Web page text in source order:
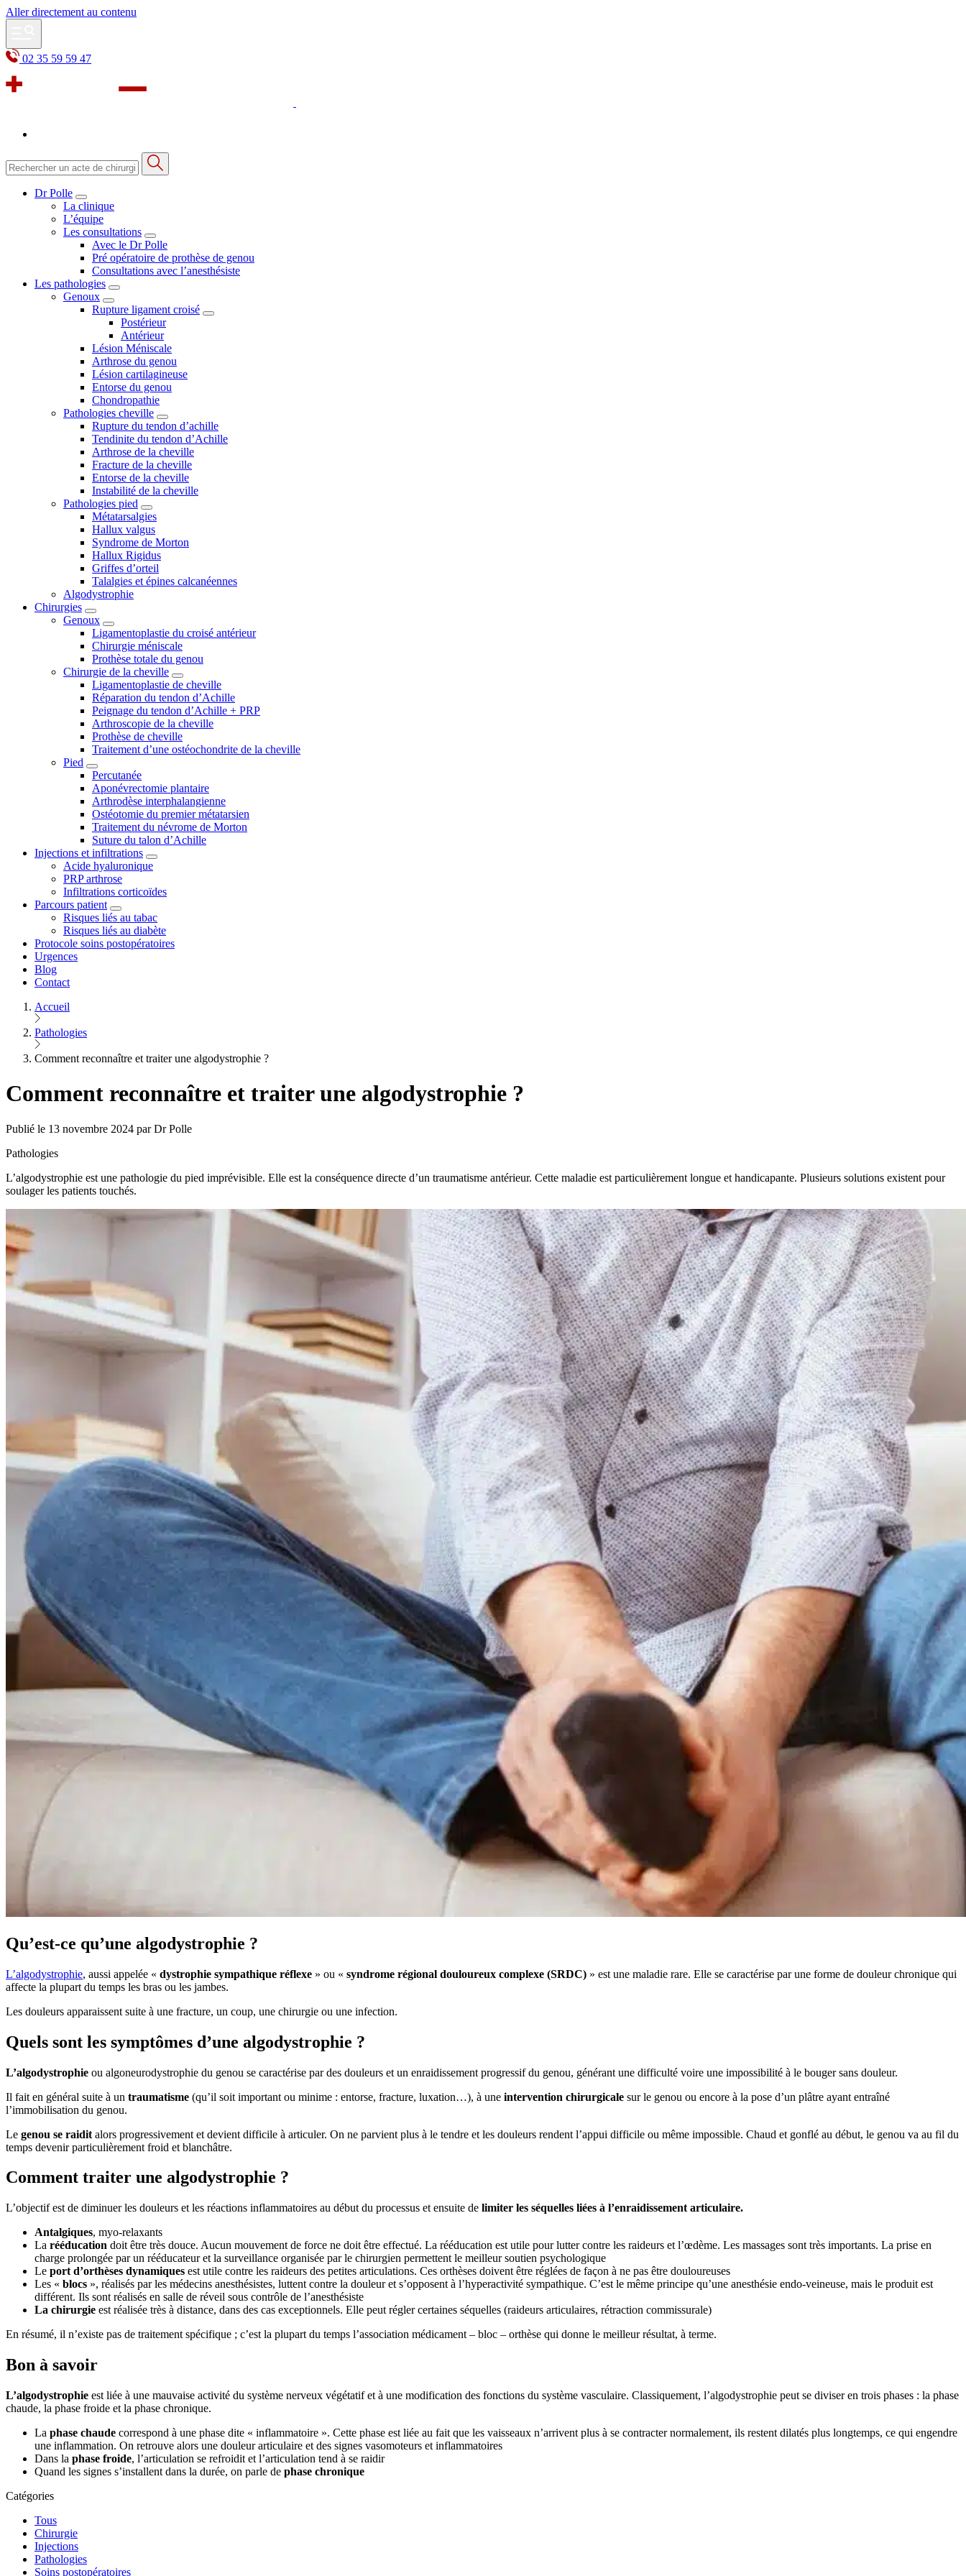
Aller directement au contenu
02 35 59 59 47
Dr Polle
La clinique
L’équipe
Les consultations
Avec le Dr Polle
Pré opératoire de prothèse de genou
Consultations avec l’anesthésiste
Les pathologies
Genoux
Rupture ligament croisé
Postérieur
Antérieur
Lésion Méniscale
Arthrose du genou
Lésion cartilagineuse
Entorse du genou
Chondropathie
Pathologies cheville
Rupture du tendon d’achille
Tendinite du tendon d’Achille
Arthrose de la cheville
Fracture de la cheville
Entorse de la cheville
Instabilité de la cheville
Pathologies pied
Métatarsalgies
Hallux valgus
Syndrome de Morton
Hallux Rigidus
Griffes d’orteil
Talalgies et épines calcanéennes
Algodystrophie
Chirurgies
Genoux
Ligamentoplastie du croisé antérieur
Chirurgie méniscale
Prothèse totale du genou
Chirurgie de la cheville
Ligamentoplastie de cheville
Réparation du tendon d’Achille
Peignage du tendon d’Achille + PRP
Arthroscopie de la cheville
Prothèse de cheville
Traitement d’une ostéochondrite de la cheville
Pied
Percutanée
Aponévrectomie plantaire
Arthrodèse interphalangienne
Ostéotomie du premier métatarsien
Traitement du névrome de Morton
Suture du talon d’Achille
Injections et infiltrations
Acide hyaluronique
PRP arthrose
Infiltrations corticoïdes
Parcours patient
Risques liés au tabac
Risques liés au diabète
Protocole soins postopératoires
Urgences
Blog
Contact
Accueil
Pathologies
Comment reconnaître et traiter une algodystrophie ?
Comment reconnaître et traiter une algodystrophie ?
Publié le 13 novembre 2024 par Dr Polle
Pathologies
L’algodystrophie est une pathologie du pied imprévisible. Elle est la conséquence directe d’un traumatisme antérieur. Cette maladie est particulièrement longue et handicapante. Plusieurs solutions existent pour
soulager les patients touchés.
Qu’est-ce qu’une algodystrophie ?
L’algodystrophie, aussi appelée « dystrophie sympathique réflexe » ou « syndrome régional douloureux complexe (SRDC) » est une maladie rare. Elle se caractérise par une forme de douleur chronique qui
affecte la plupart du temps les bras ou les jambes.
Les douleurs apparaissent suite à une fracture, un coup, une chirurgie ou une infection.
Quels sont les symptômes d’une algodystrophie ?
L’algodystrophie ou algoneurodystrophie du genou se caractérise par des douleurs et un enraidissement progressif du genou, générant une difficulté voire une impossibilité à le bouger sans douleur.
Il fait en général suite à un traumatisme (qu’il soit important ou minime : entorse, fracture, luxation…), à une intervention chirurgicale sur le genou ou encore à la pose d’un plâtre ayant entraîné
l’immobilisation du genou.
Le genou se raidit alors progressivement et devient difficile à articuler. On ne parvient plus à le tendre et les douleurs rendent l’appui difficile ou même impossible. Chaud et gonflé au début, le genou va au fil du
temps devenir particulièrement froid et blanchâtre.
Comment traiter une algodystrophie ?
L’objectif est de diminuer les douleurs et les réactions inflammatoires au début du processus et ensuite de limiter les séquelles liées à l’enraidissement articulaire.
Antalgiques, myo-relaxants
La rééducation doit être très douce. Aucun mouvement de force ne doit être effectué. La rééducation est utile pour lutter contre les raideurs et l’œdème. Les massages sont très importants. La prise en
charge prolongée par un rééducateur et la surveillance organisée par le chirurgien permettent le meilleur soutien psychologique
Le port d’orthèses dynamiques est utile contre les raideurs des petites articulations. Ces orthèses doivent être réglées de façon à ne pas être douloureuses
Les « blocs », réalisés par les médecins anesthésistes, luttent contre la douleur et s’opposent à l’hyperactivité sympathique. C’est le même principe qu’une anesthésie endo-veineuse, mais le produit est
différent. Ils sont réalisés en salle de réveil sous contrôle de l’anesthésiste
La chirurgie est réalisée très à distance, dans des cas exceptionnels. Elle peut régler certaines séquelles (raideurs articulaires, rétraction commissurale)
En résumé, il n’existe pas de traitement spécifique ; c’est la plupart du temps l’association médicament – bloc – orthèse qui donne le meilleur résultat, à terme.
Bon à savoir
L’algodystrophie est liée à une mauvaise activité du système nerveux végétatif et à une modification des fonctions du système vasculaire. Classiquement, l’algodystrophie peut se diviser en trois phases : la phase
chaude, la phase froide et la phase chronique.
La phase chaude correspond à une phase dite « inflammatoire ». Cette phase est liée au fait que les vaisseaux n’arrivent plus à se contracter normalement, ils restent dilatés plus longtemps, ce qui engendre
une inflammation. On retrouve alors une douleur articulaire et des signes vasomoteurs et inflammatoires
Dans la phase froide, l’articulation se refroidit et l’articulation tend à se raidir
Quand les signes s’installent dans la durée, on parle de phase chronique
Catégories
Tous
Chirurgie
Injections
Pathologies
Soins postopératoires